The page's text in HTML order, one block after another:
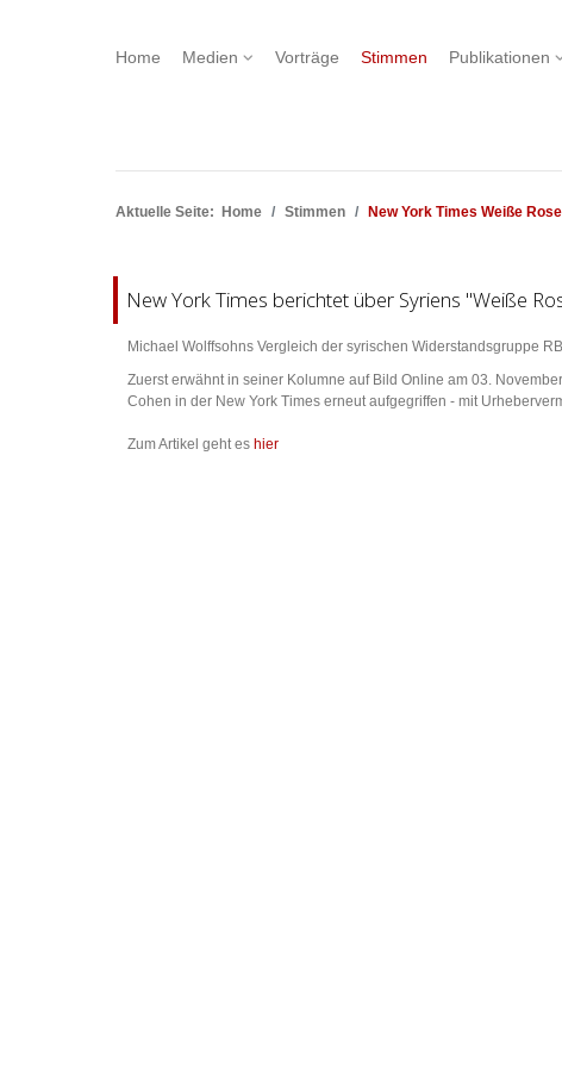
Home Medien Vorträge Stimmen Publikationen
Aktuelle Seite: Home Stimmen New York Times Weiße Rose
New York Times berichtet über Syriens "Weiße
Michael Wolffsohns Vergleich der syrischen Widerstandsgruppe
Zuerst erwähnt in seiner Kolumne auf Bild Online am 03.
Cohen in der New York Times erneut aufgegriffen - mit
Zum Artikel geht es hier